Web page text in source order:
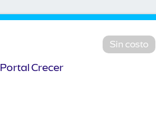
Sin costo
Portal Crecer